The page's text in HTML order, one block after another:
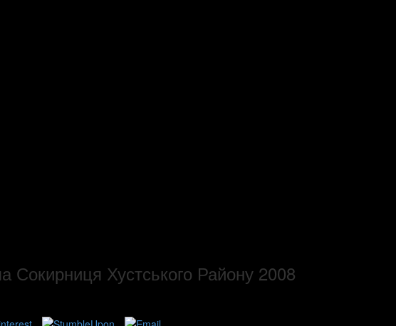
Сокирниця Хустського Району 2008